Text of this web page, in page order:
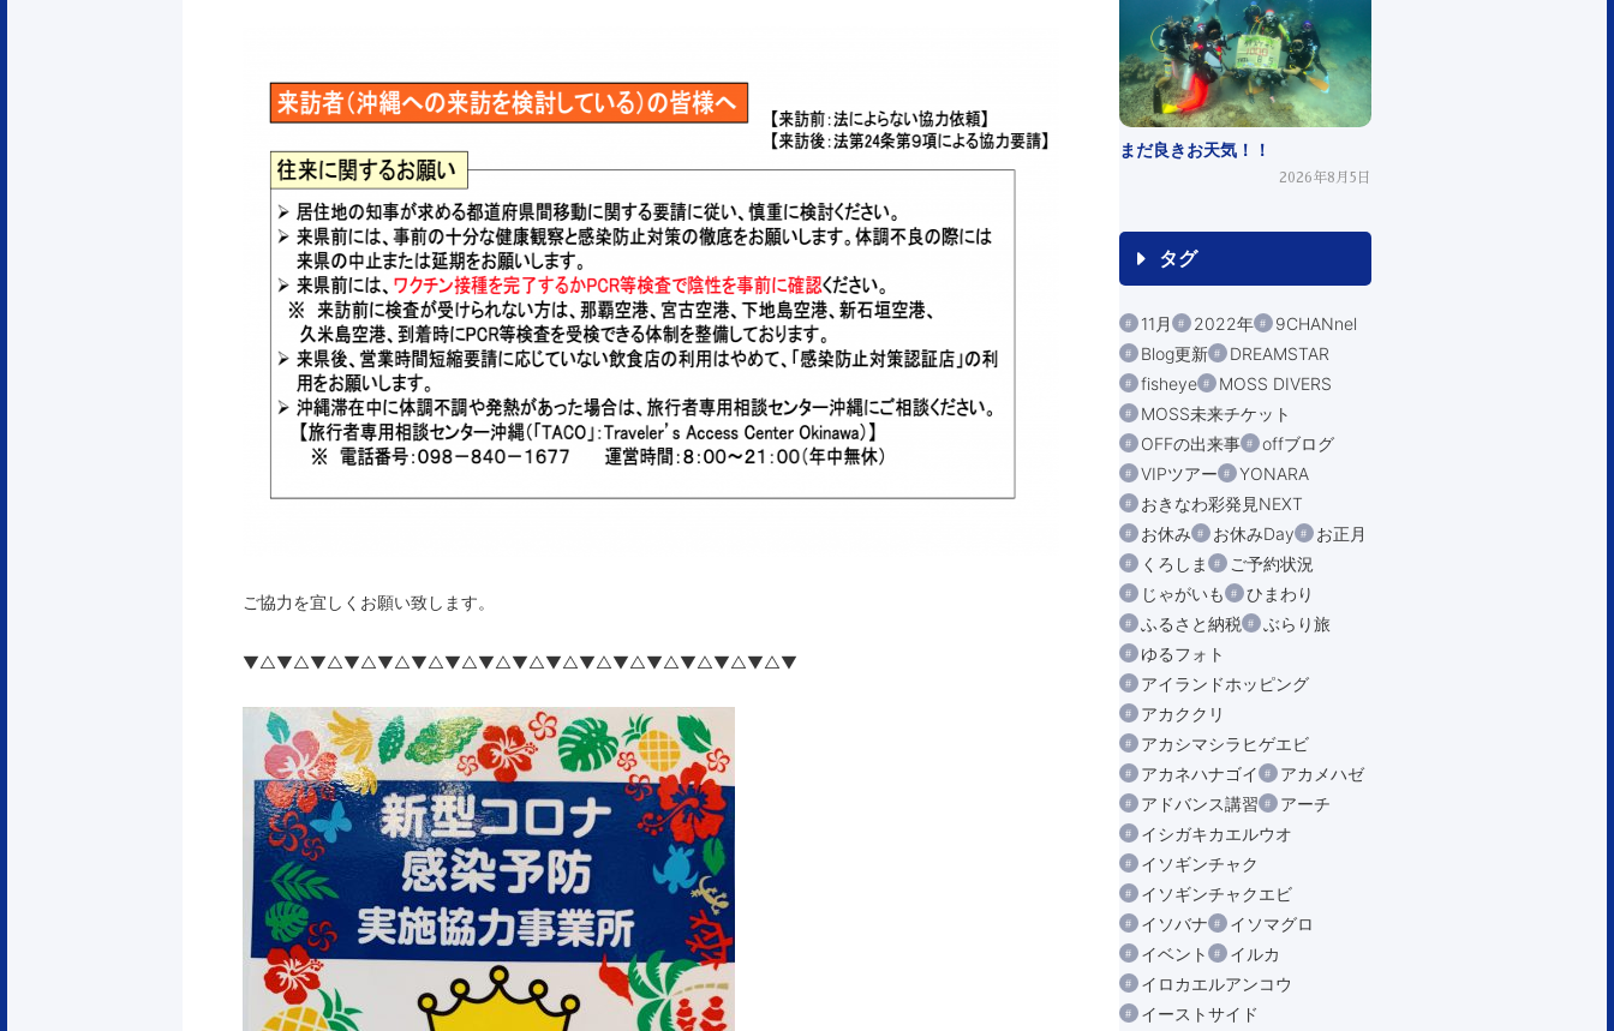
ご協力を宜しくお願い致します。
▼△▼△▼△▼△▼△▼△▼△▼△▼△▼△▼△▼△▼△▼△▼△▼△▼
まだ良きお天気！！
2026年8月5日
タグ
11月 2022年
9CHANnel
Blog更新
DREAMSTAR
fisheye
MOSS DIVERS
MOSS未来チケット
OFFの出来事
offブログ
VIPツアー
YONARA
おきなわ彩発見NEXT
お休み
お休みDay
お正月
くろしま
ご予約状況
じゃがいも
ひまわり
ふるさと納税
ぶらり旅
ゆるフォト
アイランドホッピング
アカククリ
アカシマシラヒゲエビ
アカネハナゴイ
アカメハゼ
アドバンス講習
アーチ
イシガキカエルウオ
イソギンチャク
イソギンチャクエビ
イソバナ
イソマグロ
イベント
イルカ
イロカエルアンコウ
イーストサイド